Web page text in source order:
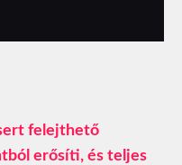
felejthető
erősíti, és teljes